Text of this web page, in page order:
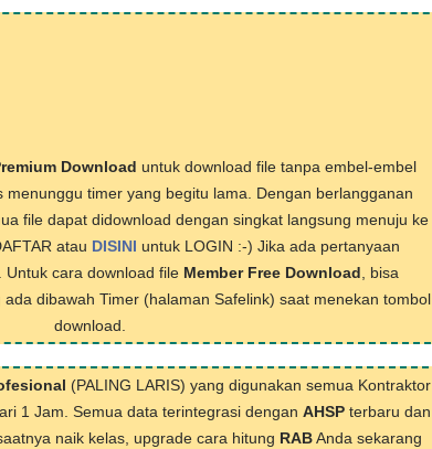
Download untuk download file tanpa embel-embel
timer yang begitu lama. Dengan berlangganan
file dapat didownload dengan singkat langsung menuju ke
atau DISINI untuk LOGIN :-) Jika ada pertanyaan
. Untuk cara download file Member Free Download , bisa
ada dibawah Timer (halaman Safelink) saat menekan tombol
download.
(PALING LARIS) yang digunakan semua Kontraktor
1 Jam. Semua data terintegrasi dengan AHSPterbaru dan
naik kelas, upgrade cara hitung RABAnda sekarang